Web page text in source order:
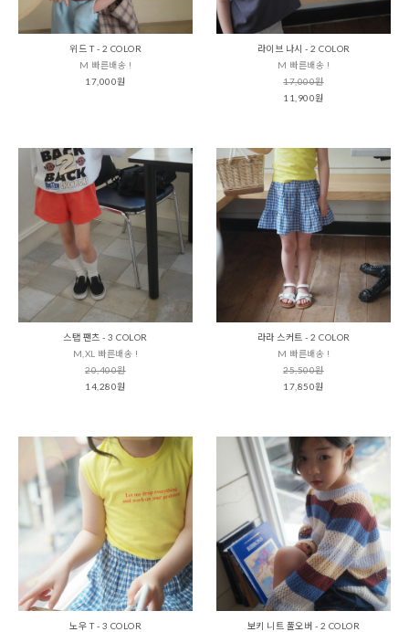
위드 T - 2 COLOR
M 빠른배송 !
17,000원
라이브 나시 - 2 COLOR
M 빠른배송 !
17,000원
11,900원
스탭 팬츠 - 3 COLOR
M,XL 빠른배송 !
20,400원
14,280원
라라 스커트 - 2 COLOR
M 빠른배송 !
25,500원
17,850원
노우 T - 3 COLOR
보키 니트 풀오버 - 2 COLOR